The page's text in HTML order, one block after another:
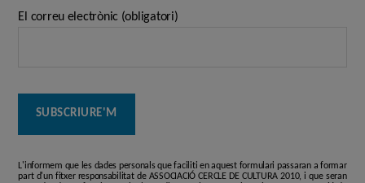
El correu electrònic (obligatori)
L'informem que les dades personals que faciliti en aquest formulari passaran a formar
part d'un fitxer responsabilitat de ASSOCIACIÓ CERCLE DE CULTURA 2010, i que seran